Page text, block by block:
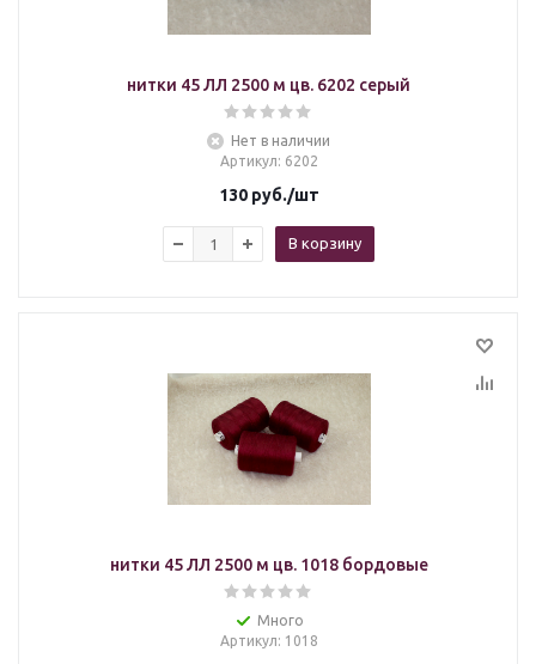
нитки 45 ЛЛ 2500 м цв. 6202 серый
Нет в наличии
Артикул: 6202
130руб./шт
В корзину
нитки 45 ЛЛ 2500 м цв. 1018 бордовые
Много
Артикул: 1018